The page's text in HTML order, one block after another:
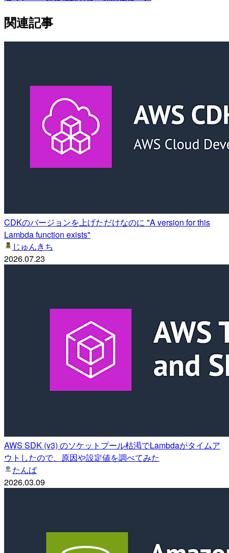
関連記事
CDKのバージョンを上げただけなのに "A version for this
Lambda function exists"
じゅんきち
2026.07.23
AWS SDK (v3) のソケットプール枯渇でLambdaがタイムア
ウトしたので、原因や設定値を調べてみた
たんば
2026.03.09